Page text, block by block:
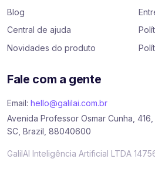
Blog
Central de ajuda
Novidades do produto
Fale com a gente
Email: hello@galilai.com.br
Avenida Professor Osmar Cunha, 416,
SC, Brazil, 88040600
GalilAI Inteligência Artificial LTDA